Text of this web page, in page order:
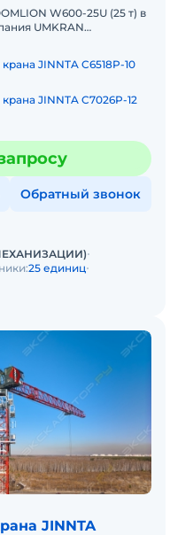
W600-25U (25 т) в
UMKRAN
JINNTA C6518P-10
JINNTA C7026P-12
Обратный звонок
25 единиц
JINNTA